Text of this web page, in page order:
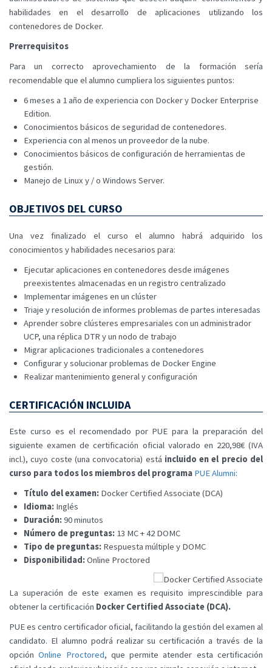
habilidades en el desarrollo de aplicaciones utilizando los
contenedores de Docker.
Prerrequisitos
Para un correcto aprovechamiento de la formación sería
recomendable que el alumno cumpliera los siguientes puntos:
6 meses a 1 año de experiencia con Docker y Docker Enterprise
Edition.
Conocimientos básicos de seguridad de contenedores.
Experiencia con al menos un proveedor de la nube.
Conocimientos básicos de configuración de herramientas de
gestión.
Manejo de Linux y / o Windows Server.
OBJETIVOS DEL CURSO
Una vez finalizado el curso el alumno habrá adquirido los
conocimientos y habilidades necesarios para:
Ejecutar aplicaciones en contenedores desde imágenes
preexistentes almacenadas en un registro centralizado
Implementar imágenes en un clúster
Triaje y resolución de informes problemas de partes interesadas
Aprender sobre clústeres empresariales con un administrador
UCP, una réplica DTR y un nodo de trabajo
Migrar aplicaciones tradicionales a contenedores
Configurar y solucionar problemas de Docker Engine
Realizar mantenimiento general y configuración
CERTIFICACIÓN INCLUIDA
Este curso es el recomendado por PUE para la preparación del
siguiente examen de certificación oficial valorado en 220,98€ (IVA
incl.), cuyo coste (una convocatoria) está incluido en el precio del
curso para todos los miembros del programa PUE Alumni:
Título del examen: Docker Certified Associate (DCA)
Idioma: Inglés
Duración:90 minutos
Número de preguntas: 13 MC + 42 DOMC
Tipo de preguntas: Respuesta múltiple y DOMC
Disponibilidad:Online Proctored
La superación de este examen es requisito imprescindible para
obtener la certificación Docker Certified Associate (DCA).
PUE es centro certificador oficial, facilitando la gestión del examen al
candidato. El alumno podrá realizar su certificación a través de la
opciónOnline Proctored, que permite atender esta certificación